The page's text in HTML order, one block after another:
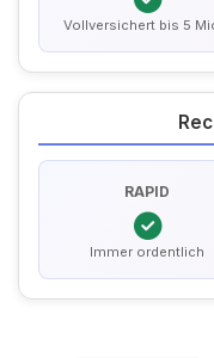
Vollversichert bis 5
RAPID
Immer ordentlich